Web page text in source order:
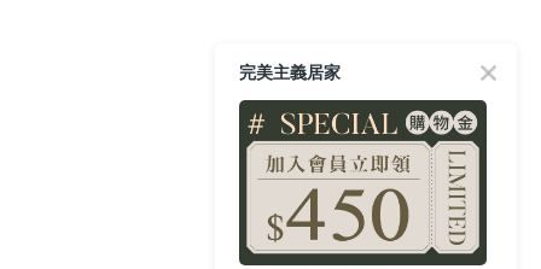
完美主義居家